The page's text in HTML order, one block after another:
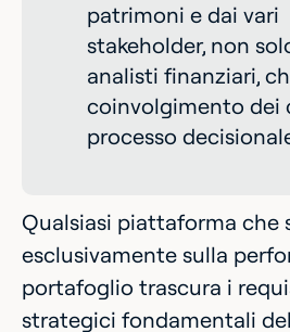
patrimoni e dai vari
stakeholder, non
analisti finanziari,
coinvolgimento dei
processo
Qualsiasi piattaforma che
esclusivamente sulla
portafoglio trascura i
strategici fondamentali